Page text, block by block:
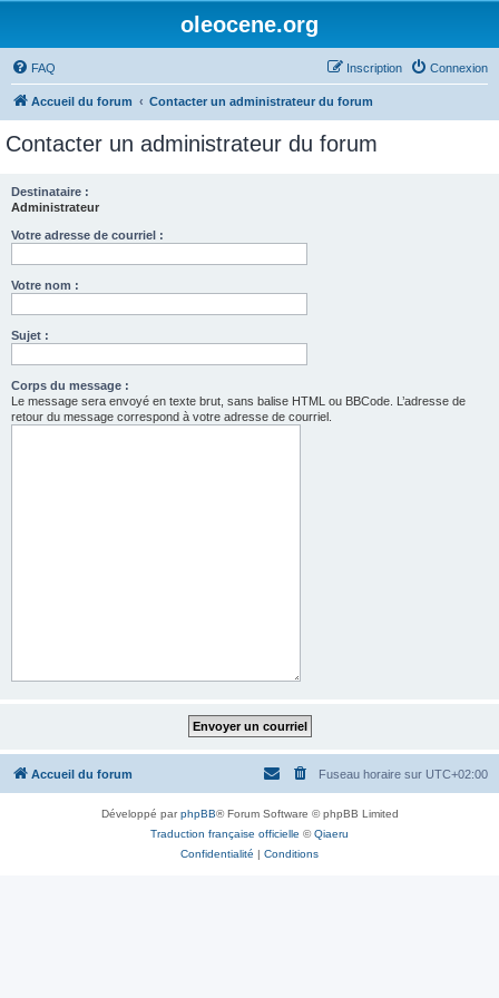
oleocene.org
FAQ Connexion
Inscription
Accueil du forum Contacter un administrateur du forum
Contacter un administrateur du forum
Destinataire :
Administrateur
Votre adresse de courriel :
Votre nom :
Sujet :
Corps du message :
Le message sera envoyé en texte brut, sans balise HTML ou BBCode. L’adresse de
retour du message correspond à votre adresse de courriel.
Accueil du forum Fuseau horaire sur UTC+02:00
Développé parphpBB® Forum Software © phpBB Limited
Traduction française officielle ©Qiaeru
Confidentialité | Conditions